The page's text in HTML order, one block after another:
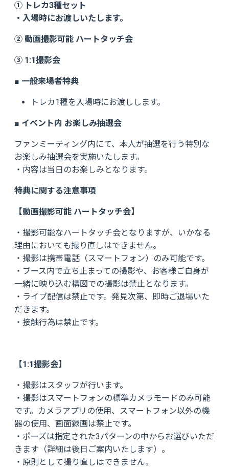
① トレカ3種セット
・入場時にお渡しいたします。
② 動画撮影可能 ハートタッチ会
③ 1:1撮影会
■ 一般来場者特典
トレカ1種を入場時にお渡しします。
■ イベント内 お楽しみ抽選会
ファンミーティング内にて、本人が抽選を行う特別な
お楽しみ抽選会を実施いたします。
・内容は当日のお楽しみとなります。
特典に関する注意事項
【動画撮影可能 ハートタッチ会】
・撮影可能なハートタッチ会となりますが、いかなる
理由においても撮り直しはできません。
・撮影は携帯電話（スマートフォン）のみ可能です。
・ブース内で立ち止まっての撮影や、お客様ご自身が
一緒に映り込む構図での撮影は禁止となります。
・ライブ配信は禁止です。発見次第、即時ご退場いた
だきます。
・接触行為は禁止です。
【1:1撮影会】
・撮影はスタッフが行います。
・撮影はスマートフォンの標準カメラモードのみ可能
です。カメラアプリの使用、スマートフォン以外の機
器の使用、画面録画は禁止です。
・ポーズは指定された3パターンの中からお選びいただ
きます（詳細は後日ご案内いたします）。
・原則として撮り直しはできません。